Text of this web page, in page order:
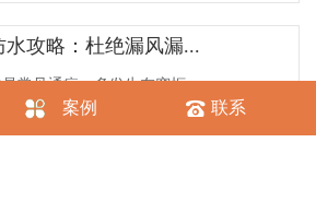
攻略：杜绝漏风漏...
常见通病，多发生在窗框...
案例 联系